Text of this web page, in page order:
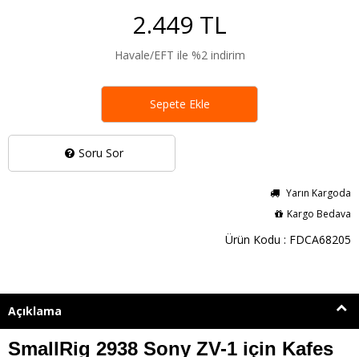
Soru Sor
2.449 TL
Havale/EFT ile %2 indirim
Yarın Kargoda
Kargo Bedava
Ürün Kodu : FDCA68205
Sepete Ekle
Açıklama
SmallRig 2938 Sony ZV-1 için Kafes